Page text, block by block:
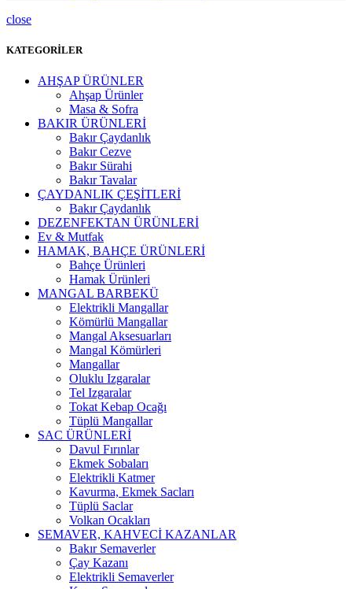
close
KATEGORİLER
AHŞAP ÜRÜNLER
Ahşap Ürünler
Masa & Sofra
BAKIR ÜRÜNLERİ
Bakır Çaydanlık
Bakır Cezve
Bakır Sürahi
Bakır Tavalar
ÇAYDANLIK ÇEŞİTLERİ
Bakır Çaydanlık
DEZENFEKTAN ÜRÜNLERİ
Ev & Mutfak
HAMAK, BAHÇE ÜRÜNLERİ
Bahçe Ürünleri
Hamak Ürünleri
MANGAL BARBEKÜ
Elektrikli Mangallar
Kömürlü Mangallar
Mangal Aksesuarları
Mangal Kömürleri
Mangallar
Oluklu Izgaralar
Tel Izgaralar
Tokat Kebap Ocağı
Tüplü Mangallar
SAC ÜRÜNLERİ
Davul Fırınlar
Ekmek Sobaları
Elektrikli Katmer
Kavurma, Ekmek Sacları
Tüplü Saclar
Volkan Ocakları
SEMAVER, KAHVECİ KAZANLAR
Bakır Semaverler
Çay Kazanı
Elektrikli Semaverler